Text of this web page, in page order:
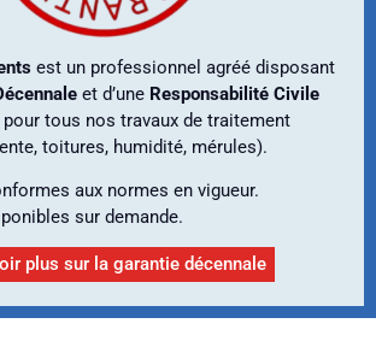
est un professionnel agréé disposant
et d’une Responsabilité Civile
pour tous nos travaux de traitement
toitures, humidité, mérules).
aux normes en vigueur.
sur demande.
plus sur la garantie décennale